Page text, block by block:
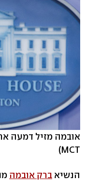
אובמה מזיל דמעה
MCT)
הנשיא ברק אובמה